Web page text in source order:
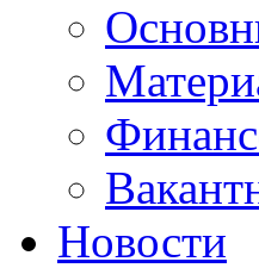
Новости